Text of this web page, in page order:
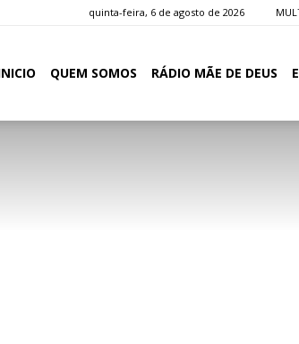
quinta-feira, 6 de agosto de 2026
QUEM SOMOS RÁDIO MÃE DE DEUS